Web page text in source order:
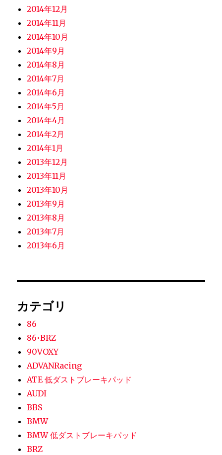
2014年12月
2014年11月
2014年10月
2014年9月
2014年8月
2014年7月
2014年6月
2014年5月
2014年4月
2014年2月
2014年1月
2013年12月
2013年11月
2013年10月
2013年9月
2013年8月
2013年7月
2013年6月
カテゴリ
86
86•BRZ
90VOXY
ADVANRacing
ATE 低ダストブレーキパッド
AUDI
BBS
BMW
BMW 低ダストブレーキパッド
BRZ